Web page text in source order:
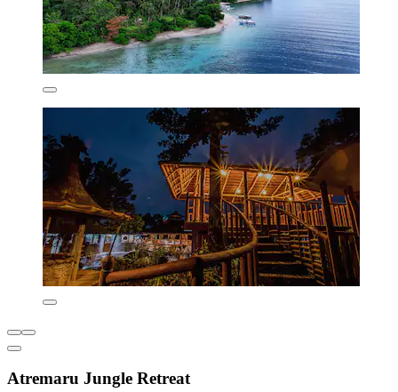
Atremaru Jungle Retreat